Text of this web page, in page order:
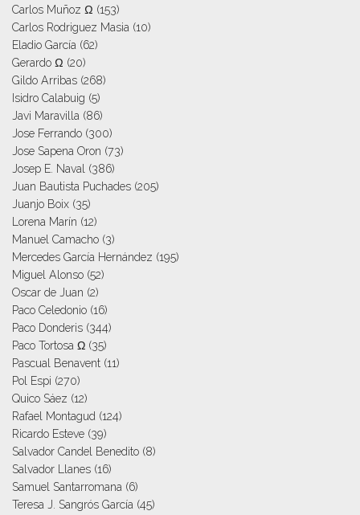
Carlos Muñoz Ω (153)
Carlos Rodriguez Masia (10)
Eladio García (62)
Gerardo Ω (20)
Gildo Arribas (268)
Isidro Calabuig (5)
Javi Maravilla (86)
Jose Ferrando (300)
Jose Sapena Oron (73)
Josep E. Naval
(386)
Juan Bautista Puchades (205)
Juanjo Boix (35)
Lorena Marín (12)
Manuel Camacho (3)
Mercedes García Hernández (195)
Miguel Alonso (52)
Oscar de Juan (2)
Paco Celedonio (16)
Paco Donderis (344)
Paco Tortosa Ω (35)
Pascual Benavent (11)
Pol Espi (270)
Quico Sáez (12)
Rafael Montagud (124)
Ricardo Esteve (39)
Salvador Candel Benedito (8)
Salvador Llanes (16)
Samuel Santarromana (6)
Teresa J. Sangrós García (45)